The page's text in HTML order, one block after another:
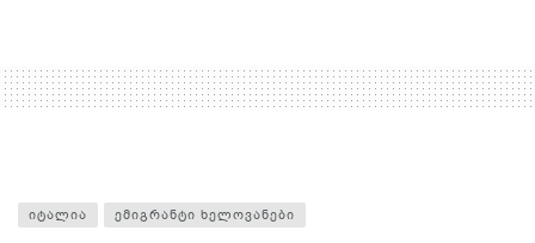
ᲘᲢᲐᲚᲘᲐ ᲔᲛᲘᲒᲠᲐᲜᲢᲘ ᲮᲔᲚᲝᲕᲐᲜᲔᲑᲘ